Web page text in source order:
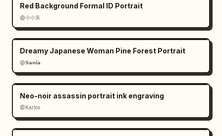
Red Background Formal ID Portrait
@小小东
Dreamy Japanese Woman Pine Forest Portrait
@𝗦𝗮𝗻𝗶𝗮
Neo-noir assassin portrait ink engraving
@Karlos